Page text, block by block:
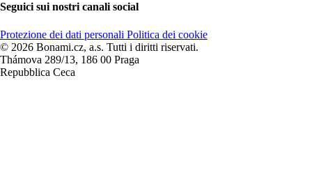
Seguici sui nostri canali social
Protezione dei dati personali Politica dei cookie
© 2026 Bonami.cz, a.s. Tutti i diritti riservati.
Thámova 289/13, 186 00 Praga
Repubblica Ceca